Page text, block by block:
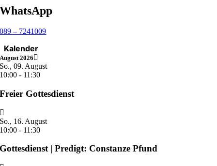
WhatsApp
089 – 7241009
Kalender
August 2026
So., 09. August
10:00 - 11:30
Freier Gottesdienst
So., 16. August
10:00 - 11:30
Gottesdienst | Predigt: Constanze Pfund